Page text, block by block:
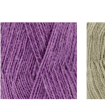
Добавить в
избранное.